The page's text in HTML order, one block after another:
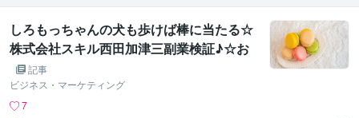
しろもっちゃんの犬も歩けば棒に当たる☆
株式会社スキル西田加津三副業検証♪☆お
菓子記事
ビジネス・マーケティング
7